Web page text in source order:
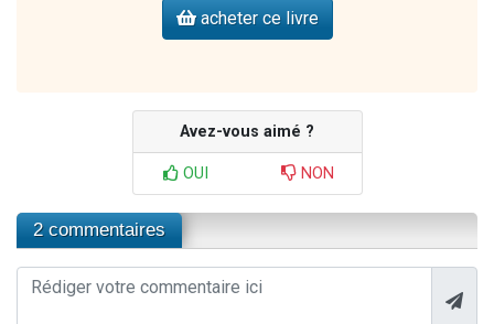
acheter ce livre
Avez-vous aimé ?
OUI NON
2 commentaires